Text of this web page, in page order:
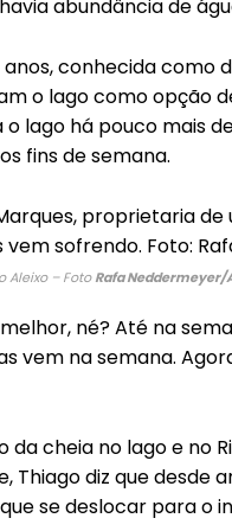
abundância de
conhecida como
o lago como opção
lago há pouco mais
fins de semana.
Aleixo – FotoRafa Neddermeyer/
né? Até na
vem na semana.
cheia no lago e no
Thiago diz que
se deslocar para o